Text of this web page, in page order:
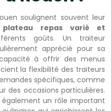
soulignent souvent leur
plateau repas varié et
goûts. Un traiteur
apprécié pour sa
à offrir des menus
la flexibilité des traiteurs
spécifiques, comme
des occasions particulières.
un rôle important